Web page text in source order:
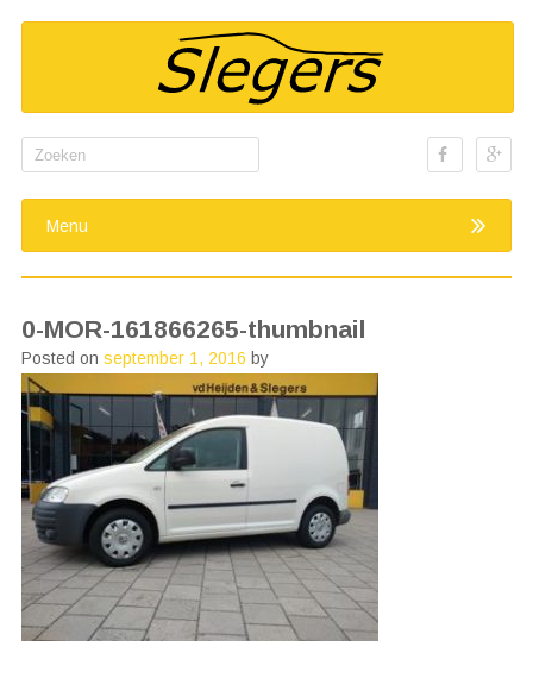
Search
Menu
0-MOR-161866265-thumbnail
Posted on september 1, 2016 by